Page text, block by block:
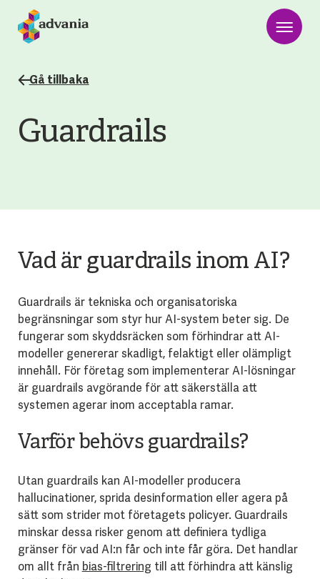
Gå tillbaka
Guardrails
Vad är guardrails inom AI?
Guardrails är tekniska och organisatoriska
begränsningar som styr hur AI-system beter sig. De
fungerar som skyddsräcken som förhindrar att AI-
modeller genererar skadligt, felaktigt eller olämpligt
innehåll. För företag som implementerar AI-lösningar
är guardrails avgörande för att säkerställa att
systemen agerar inom acceptabla ramar.
Varför behövs guardrails?
Utan guardrails kan AI-modeller producera
hallucinationer, sprida desinformation eller agera på
sätt som strider mot företagets policyer. Guardrails
minskar dessa risker genom att definiera tydliga
gränser för vad AI:n får och inte får göra. Det handlar
om allt från bias-filtrering till att förhindra att känslig